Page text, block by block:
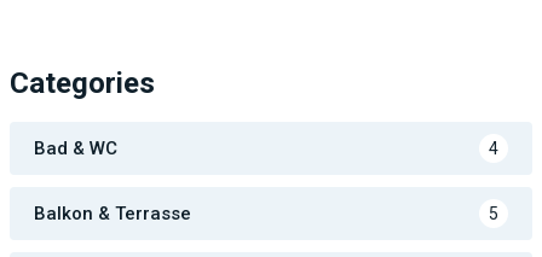
Categories
Bad & WC 4
Balkon & Terrasse 5